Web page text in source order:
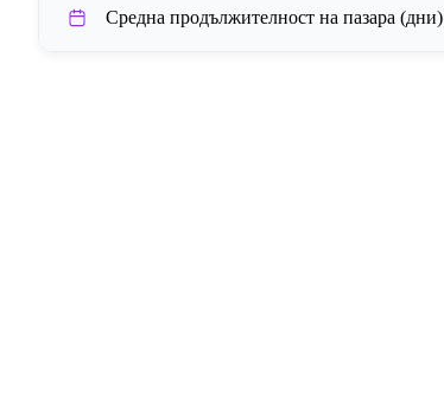
Средна продължителност на пазара (дни)